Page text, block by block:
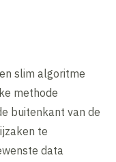
slim algoritme
methode
buitenkant van de
te
data